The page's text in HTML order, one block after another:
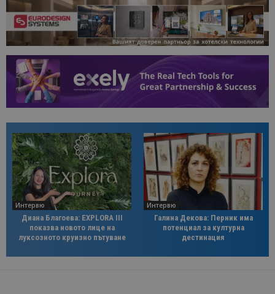
Интервю
Диана Благоева: EXPLORA III
показва новото лице на
луксозното круизно пътуване
Интервю
Галина Декова: Перник има
потенциал за културна
дестинация